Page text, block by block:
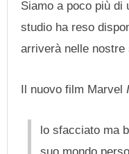
Siamo a poco più
studio ha reso
arriverà nelle
Il nuovo film Marvel
lo sfacciato ma
suo mondo